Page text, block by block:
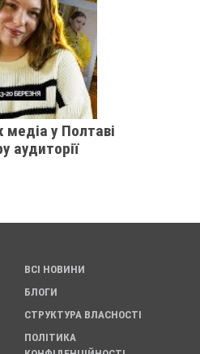
у Полтаві
аудиторії
ВСІ НОВИНИ
БЛОГИ
СТРУКТУРА ВЛАСНОСТІ
ПОЛІТИКА